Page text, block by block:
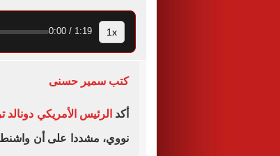
1:19 / 0:00 1x
كتب سمير حسنى
أكد الرئيس الأمريكي دونالد
نووي، مشددا على أن